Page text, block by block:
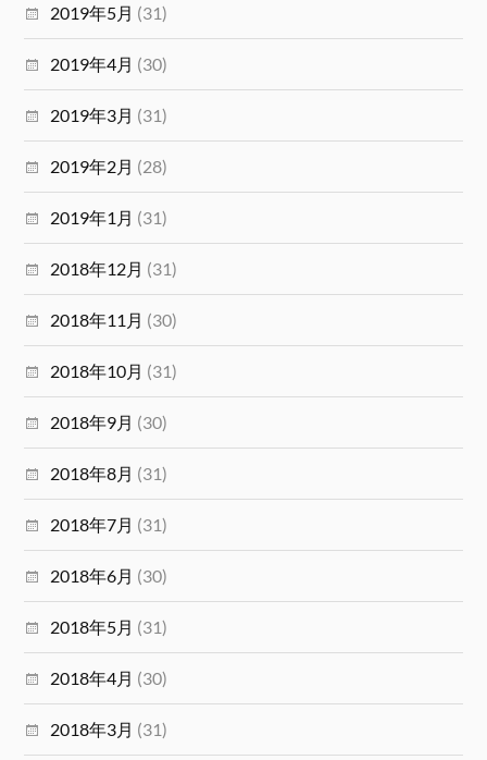
2019年5月 (31)
2019年4月 (30)
2019年3月 (31)
2019年2月 (28)
2019年1月 (31)
2018年12月 (31)
2018年11月 (30)
2018年10月 (31)
2018年9月 (30)
2018年8月 (31)
2018年7月 (31)
2018年6月 (30)
2018年5月 (31)
2018年4月 (30)
2018年3月 (31)